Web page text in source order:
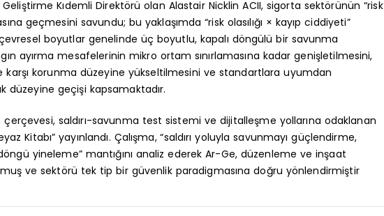
Geliştirme Kıdemli Direktörü olan Alastair Nicklin ACII, sigorta sektörünün “risk
geçmesini savundu; bu yaklaşımda “risk olasılığı × kayıp ciddiyeti”
boyutlar genelinde üç boyutlu, kapalı döngülü bir savunma
ayırma mesafelerinin mikro ortam sınırlamasına kadar genişletilmesini,
karşı korunma düzeyine yükseltilmesini ve standartlara uyumdan
düzeyine geçişi kapsamaktadır.
çerçevesi, saldırı-savunma test sistemi ve dijitalleşme yollarına odaklanan
Kitabı” yayınlandı. Çalışma, “saldırı yoluyla savunmayı güçlendirme,
yineleme” mantığını analiz ederek Ar-Ge, düzenleme ve inşaat
ve sektörü tek tip bir güvenlik paradigmasına doğru yönlendirmiştir